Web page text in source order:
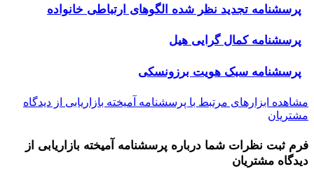
پرسشنامه تجدید نظر شده الگوهای ارتباطی خانواده
پرسشنامه کمال گرایی هیل
پرسشنامه سبک هویت برزونسکی
مشاهده ابزارهای مرتبط با پرسشنامه آمیخته بازاریابی از دیدگاه
مشتریان
فرم ثبت نظرات شما درباره پرسشنامه آمیخته بازاریابی از
دیدگاه مشتریان